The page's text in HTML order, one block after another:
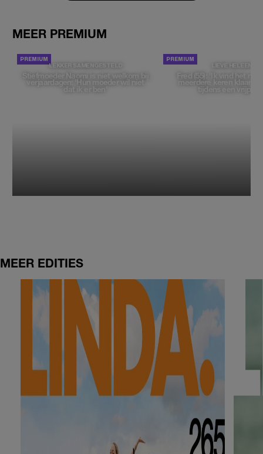
MEER PREMIUM
LEKKER SAMENGESTELD
Stiefmoeder Naomi is niet welkom bij
verjaardagen: 'Hun moeder wil niet
dat ik er ben'
LIEVE HELEEN
Fred (55): 'Ik vind het
meerdere keren klaar te
tijdens een
MEER EDITIES